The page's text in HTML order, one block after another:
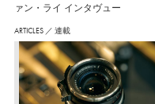
ァン・ライ インタヴュー
ARTICLES ／ 連載